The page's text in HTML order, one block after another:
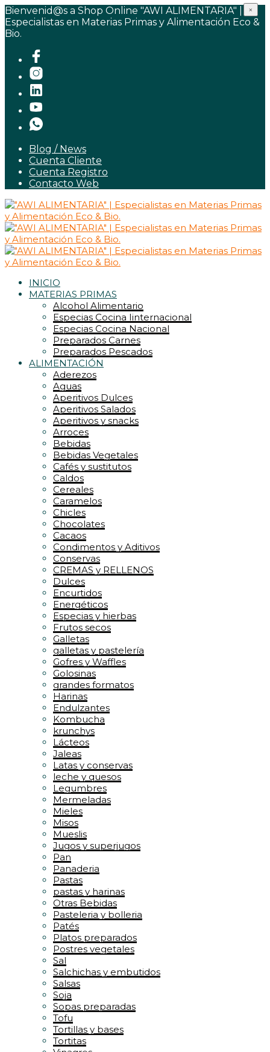
Bienvenid@s a Shop Online "AWI ALIMENTARIA" |
Especialistas en Materias Primas y Alimentación Eco &
Bio.
Blog / News
Cuenta Cliente
Cuenta Registro
Contacto Web
INICIO
MATERIAS PRIMAS
Alcohol Alimentario
Especias Cocina Iinternacional
Especias Cocina Nacional
Preparados Carnes
Preparados Pescados
ALIMENTACIÓN
Aderezos
Aguas
Aperitivos Dulces
Aperitivos Salados
Aperitivos y snacks
Arroces
Bebidas
Bebidas Vegetales
Cafés y sustitutos
Caldos
Cereales
Caramelos
Chicles
Chocolates
Cacaos
Condimentos y Aditivos
Conservas
CREMAS y RELLENOS
Dulces
Encurtidos
Energéticos
Especias y hierbas
Frutos secos
Galletas
galletas y pastelería
Gofres y Waffles
Golosinas
grandes formatos
Harinas
Endulzantes
Kombucha
krunchys
Lácteos
Jaleas
Latas y conservas
leche y quesos
Legumbres
Mermeladas
Mieles
Misos
Mueslis
Jugos y superjugos
Pan
Panaderia
Pastas
pastas y harinas
Otras Bebidas
Pasteleria y bolleria
Patés
Platos preparados
Postres vegetales
Sal
Salchichas y embutidos
Salsas
Soja
Sopas preparadas
Tofu
Tortillas y bases
Tortitas
×